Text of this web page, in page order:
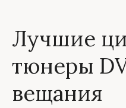
Лучшие
тюнеры
вещания